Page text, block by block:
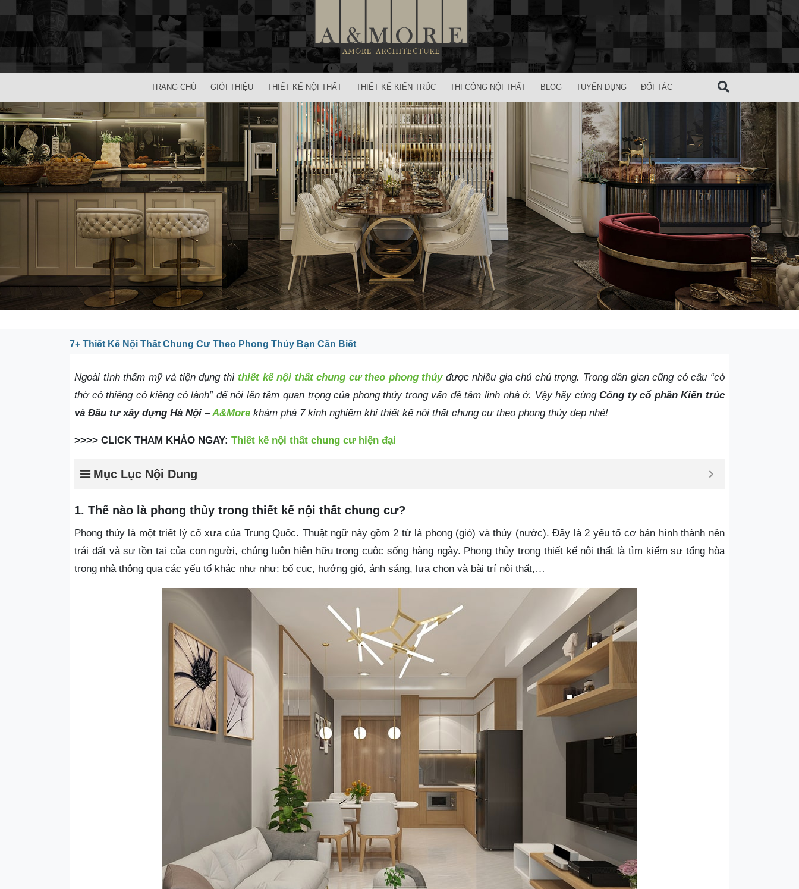
TRANG CHỦ GIỚI THIỆU THIẾT KẾ NỘI THẤT THIẾT KẾ KIẾN TRÚC THI CÔNG NỘI THẤT BLOG TUYỂN DỤNG ĐỐI TÁC
7+ Thiết Kế Nội Thất Chung Cư Theo Phong Thủy Bạn Cần Biết
Ngoài tính thẩm mỹ và tiện dụng thìthiết kế nội thất chung cư theo phong thủyđược nhiều gia chủ chú trọng. Trong dân gian cũng có câu “có
thờ có thiêng có kiêng có lành” để nói lên tầm quan trọng của phong thủy trong vấn đề tâm linh nhà ở. Vậy hãy cùngCông ty cổ phần Kiến trúc
và Đầu tư xây dựng Hà Nội – A&More khám phá 7 kinh nghiệm khi thiết kế nội thất chung cư theo phong thủy đẹp nhé!
>>>> CLICK THAM KHẢO NGAY: Thiết kế nội thất chung cư hiện đại
Mục Lục Nội Dung
1. Thế nào là phong thủy trong thiết kế nội thất chung cư?
Phong thủy là một triết lý cổ xưa của Trung Quốc. Thuật ngữ này gồm 2 từ là phong (gió) và thủy (nước). Đây là 2 yếu tố cơ bản hình thành nên
trái đất và sự tồn tại của con người, chúng luôn hiện hữu trong cuộc sống hàng ngày. Phong thủy trong thiết kế nội thất là tìm kiếm sự tổng hòa
trong nhà thông qua các yếu tố khác như như: bố cục, hướng gió, ánh sáng, lựa chọn và bài trí nội thất,…